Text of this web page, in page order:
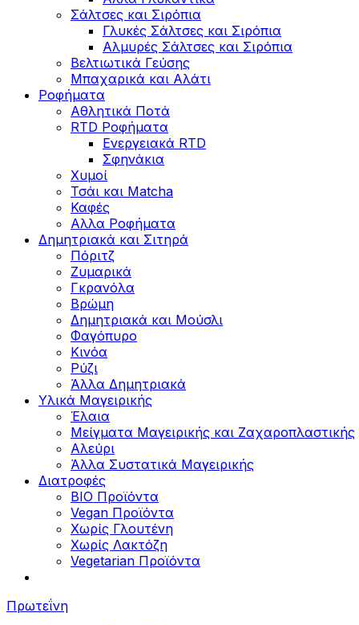
Σάλτσες και Σιρόπια
Γλυκές Σάλτσες και Σιρόπια
Αλμυρές Σάλτσες και Σιρόπια
Bελτιωτικά Γεύσης
Μπαχαρικά και Αλάτι
Ροφήματα
Αθλητικά Ποτά
RTD Ροφήματα
Ενεργειακά RTD
Σφηνάκια
Χυμοί
Τσάι και Matcha
Καφές
Αλλα Ροφήματα
Δημητριακά και Σιτηρά
Πόριτζ
Ζυμαρικά
Γκρανόλα
Βρώμη
Δημητριακά και Μούσλι
Φαγόπυρο
Κινόα
Ρύζι
Άλλα Δημητριακά
Υλικά Μαγειρικής
Έλαια
Μείγματα Μαγειρικής και Ζαχαροπλαστικής
Αλεύρι
Άλλα Συστατικά Μαγειρικής
Διατροφές
BIO Προϊόντα
Vegan Προϊόντα
Χωρίς Γλουτένη
Χωρίς Λακτόζη
Vegetarian Προϊόντα
Πρωτεΐνη